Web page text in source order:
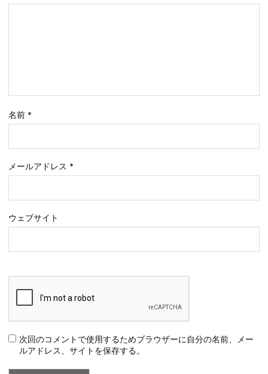
名前 *
メールアドレス *
ウェブサイト
次回のコメントで使用するためブラウザーに自分の名前、メー
ルアドレス、サイトを保存する。